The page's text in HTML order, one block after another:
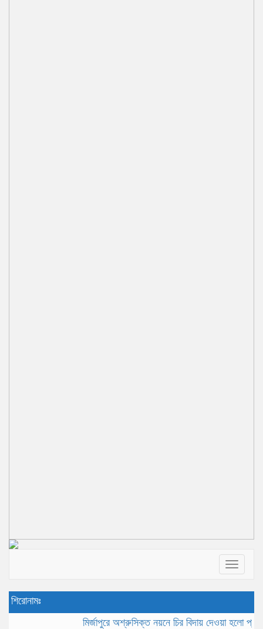
Toggle
শিরোনামঃ
মির্জাপুরে অশ্রুসিক্ত নয়নে চির বিদায় দেওয়া হলো প্রবীন